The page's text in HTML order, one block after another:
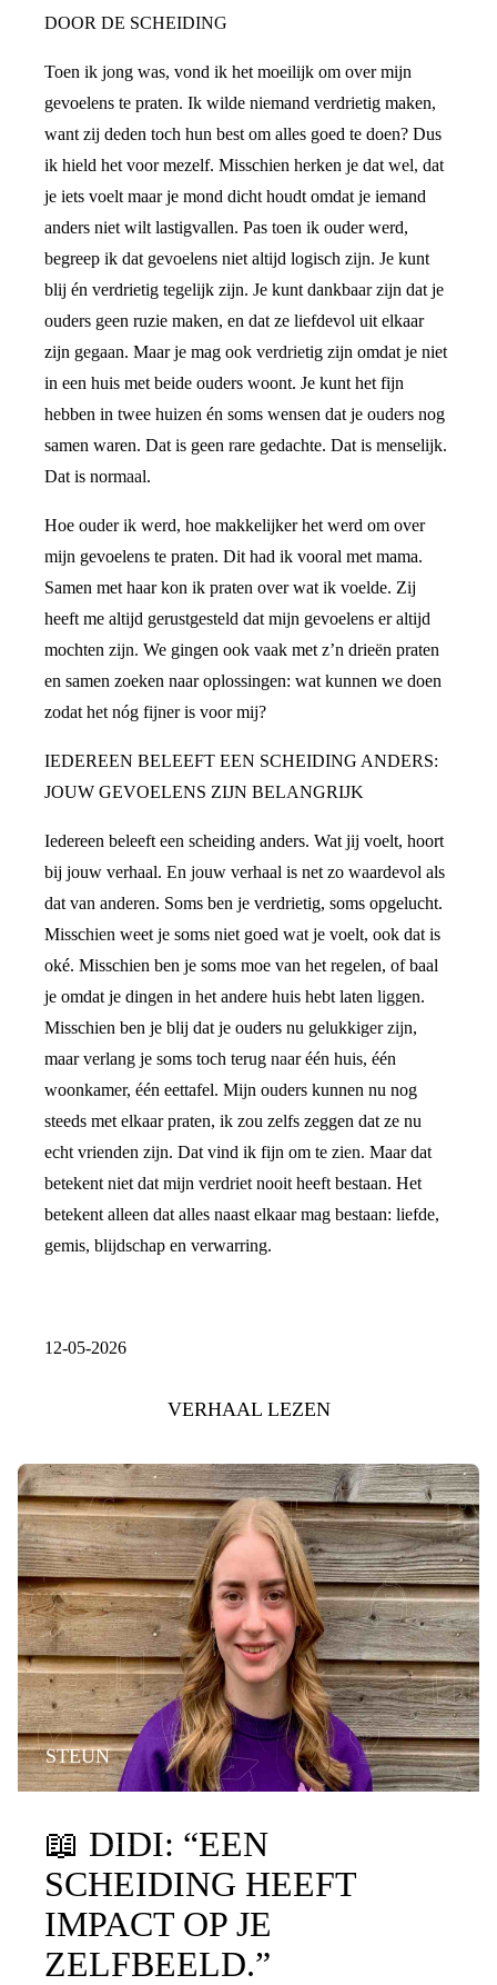
DOOR DE SCHEIDING
Toen ik jong was, vond ik het moeilijk om over mijn
gevoelens te praten. Ik wilde niemand verdrietig maken,
want zij deden toch hun best om alles goed te doen? Dus
ik hield het voor mezelf. Misschien herken je dat wel, dat
je iets voelt maar je mond dicht houdt omdat je iemand
anders niet wilt lastigvallen. Pas toen ik ouder werd,
begreep ik dat gevoelens niet altijd logisch zijn. Je kunt
blij én verdrietig tegelijk zijn. Je kunt dankbaar zijn dat je
ouders geen ruzie maken, en dat ze liefdevol uit elkaar
zijn gegaan. Maar je mag ook verdrietig zijn omdat je niet
in een huis met beide ouders woont. Je kunt het fijn
hebben in twee huizen én soms wensen dat je ouders nog
samen waren. Dat is geen rare gedachte. Dat is menselijk.
Dat is normaal.
Hoe ouder ik werd, hoe makkelijker het werd om over
mijn gevoelens te praten. Dit had ik vooral met mama.
Samen met haar kon ik praten over wat ik voelde. Zij
heeft me altijd gerustgesteld dat mijn gevoelens er altijd
mochten zijn. We gingen ook vaak met z’n drieën praten
en samen zoeken naar oplossingen: wat kunnen we doen
zodat het nóg fijner is voor mij?
IEDEREEN BELEEFT EEN SCHEIDING ANDERS:
JOUW GEVOELENS ZIJN BELANGRIJK
Iedereen beleeft een scheiding anders. Wat jij voelt, hoort
bij jouw verhaal. En jouw verhaal is net zo waardevol als
dat van anderen. Soms ben je verdrietig, soms opgelucht.
Misschien weet je soms niet goed wat je voelt, ook dat is
oké. Misschien ben je soms moe van het regelen, of baal
je omdat je dingen in het andere huis hebt laten liggen.
Misschien ben je blij dat je ouders nu gelukkiger zijn,
maar verlang je soms toch terug naar één huis, één
woonkamer, één eettafel. Mijn ouders kunnen nu nog
steeds met elkaar praten, ik zou zelfs zeggen dat ze nu
echt vrienden zijn. Dat vind ik fijn om te zien. Maar dat
betekent niet dat mijn verdriet nooit heeft bestaan. Het
betekent alleen dat alles naast elkaar mag bestaan: liefde,
gemis, blijdschap en verwarring.
12-05-2026
VERHAAL LEZEN
STEUN
📖 DIDI: “EEN
SCHEIDING HEEFT
IMPACT OP JE
ZELFBEELD.”